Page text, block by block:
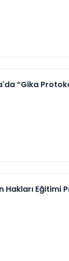
“Gika
Hakları Eğitimi